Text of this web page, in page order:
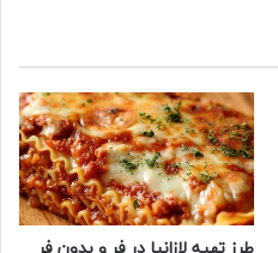
ت
ر
ی
س
ی
و
ب
پ
ر
س
طرز تهیه لازانیا در فر و بدون فر